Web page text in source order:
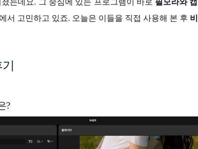
는데요. 그 중심에 있는 프로그램이 바로 필모라와
서 고민하고 있죠. 오늘은 이들을 직접 사용해 본 후
?